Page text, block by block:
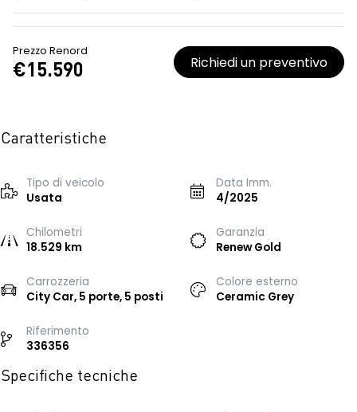
Prezzo Renord
€15.590 Richiedi un preventivo
Caratteristiche
Tipo di veicolo
Usata
Data Imm.
4/2025
Chilometri
18.529 km
Garanzia
Renew Gold
Carrozzeria
City Car, 5 porte, 5 posti
Colore esterno
Ceramic Grey
Riferimento
336356
Specifiche tecniche